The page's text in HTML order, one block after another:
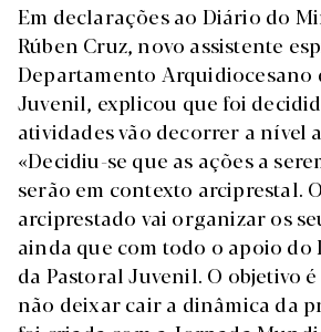
Em declarações ao Diário do
Rúben Cruz, novo assistente
Departamento Arquidiocesano
Juvenil, explicou que foi
atividades vão decorrer a nível
«Decidiu-se que as ações a
serão em contexto arciprestal.
arciprestado vai organizar os
ainda que com todo o apoio do
da Pastoral Juvenil. O objetivo
não deixar cair a dinâmica da